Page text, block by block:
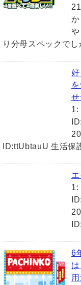
り分母スペックで
1:
ID:ttUbtauU 生活
1:
6
用